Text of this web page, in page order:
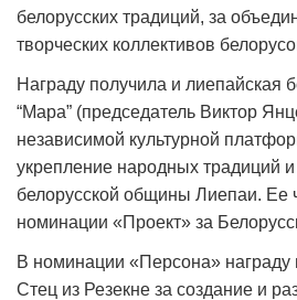
белорусских традиций, за
творческих коллективов
Награду получила и лиепайская
“Мара” (председатель Виктор
независимой культурной
укрепление народных традиций
белорусской общины Лиепаи. Ее
номинации «Проект» за
В номинации «Персона»
Стец из Резекне за создание и